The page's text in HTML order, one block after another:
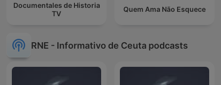
Documentales de Historia
TV
Quem Ama Não Esquece
RNE - Informativo de Ceuta podcasts